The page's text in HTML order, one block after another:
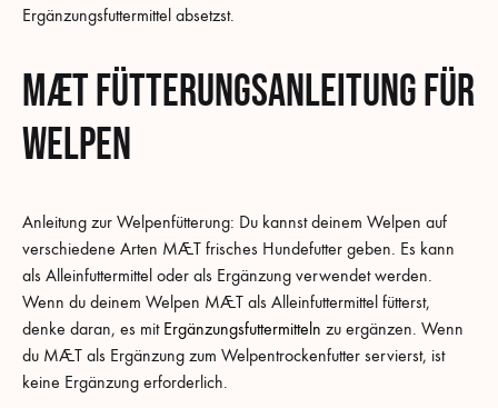
Ergänzungsfuttermittel absetzst.
MÆT Fütterungsanleitung für
Welpen
Anleitung zur Welpenfütterung: Du kannst deinem Welpen auf
verschiedene Arten MÆT frisches Hundefutter geben. Es kann
als Alleinfuttermittel oder als Ergänzung verwendet werden.
Wenn du deinem Welpen MÆT als Alleinfuttermittel fütterst,
denke daran, es mit Ergänzungsfuttermitteln zu ergänzen. Wenn
du MÆT als Ergänzung zum Welpentrockenfutter servierst, ist
keine Ergänzung erforderlich.